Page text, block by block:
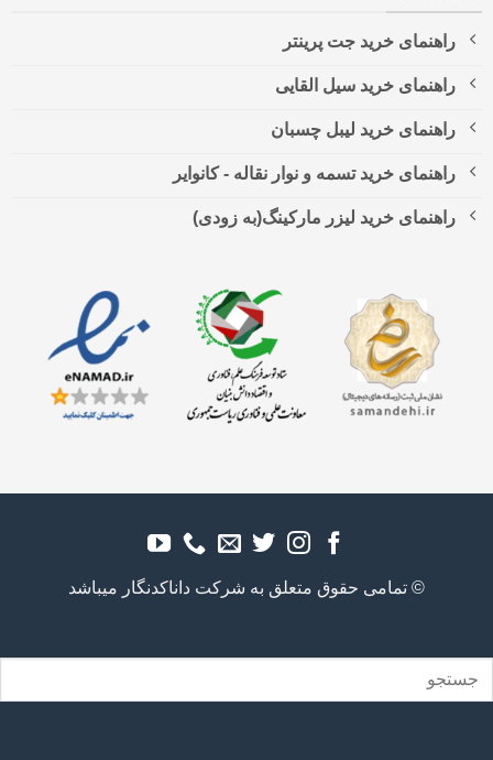
راهنمای خرید جت پرینتر
راهنمای خرید سیل القایی
راهنمای خرید لیبل چسبان
راهنمای خرید تسمه و نوار نقاله - کانوایر
راهنمای خرید لیزر مارکینگ(به زودی)
© تمامی حقوق متعلق به شرکت داناکدنگار میباشد